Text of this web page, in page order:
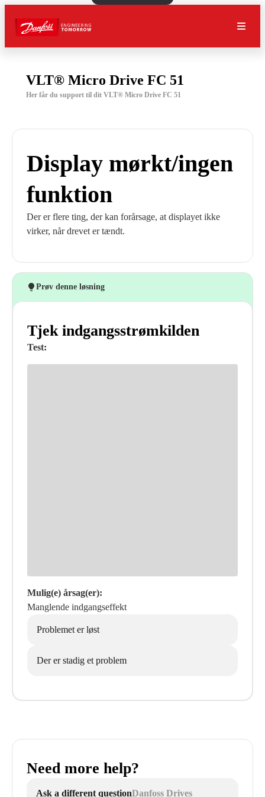
VLT® Micro Drive FC 51
Her får du support til dit VLT® Micro Drive FC 51
Display mørkt/ingen
funktion
Der er flere ting, der kan forårsage, at displayet ikke
virker, når drevet er tændt.
Prøv denne løsning
Tjek indgangsstrømkilden
Test:
Mulig(e) årsag(er):
Manglende indgangseffekt
Problemet er løst
Der er stadig et problem
Need more help?
Ask a different questionDanfoss Drives